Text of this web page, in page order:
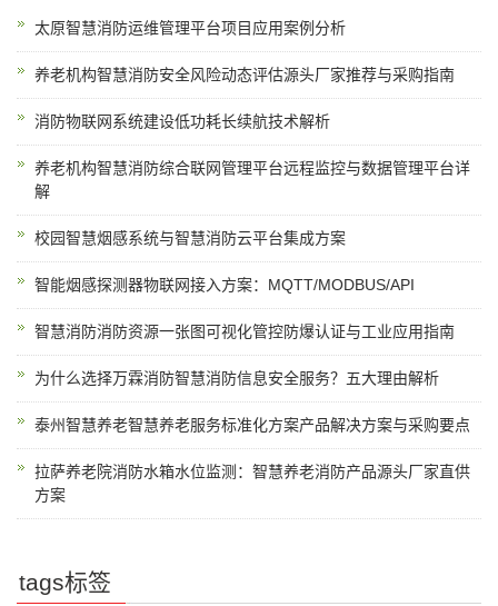
太原智慧消防运维管理平台项目应用案例分析
养老机构智慧消防安全风险动态评估源头厂家推荐与采购指南
消防物联网系统建设低功耗长续航技术解析
养老机构智慧消防综合联网管理平台远程监控与数据管理平台详
解
校园智慧烟感系统与智慧消防云平台集成方案
智能烟感探测器物联网接入方案：MQTT/MODBUS/API
智慧消防消防资源一张图可视化管控防爆认证与工业应用指南
为什么选择万霖消防智慧消防信息安全服务？五大理由解析
泰州智慧养老智慧养老服务标准化方案产品解决方案与采购要点
拉萨养老院消防水箱水位监测：智慧养老消防产品源头厂家直供
方案
tags标签